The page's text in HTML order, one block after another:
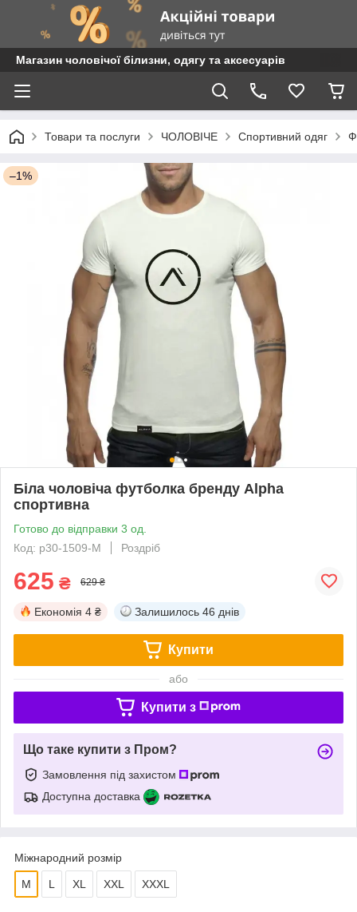
Магазин чоловічої білизни, одягу та аксесуарів
Товари та послуги ЧОЛОВІЧЕ Спортивний одяг
–1%
Біла чоловіча футболка бренду Alpha
спортивна
Готово до відправки 3 од.
Код: p30-1509-M
Роздріб
625 ₴ 629 ₴
Економія 4 ₴ Залишилось 46 днів
Купити
або
Купити з
Що таке купити з Пром?
Замовлення під захистом
Доступна доставка
Міжнародний розмір
M L XL XXL XXXL